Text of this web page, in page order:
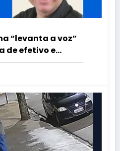
“levanta a voz”
de efetivo e